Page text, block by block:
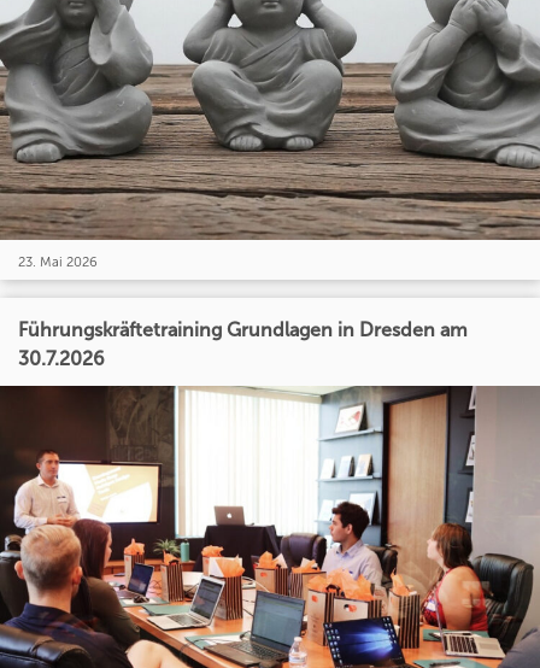
23. Mai 2026
Führungskräftetraining Grundlagen in Dresden am
30.7.2026